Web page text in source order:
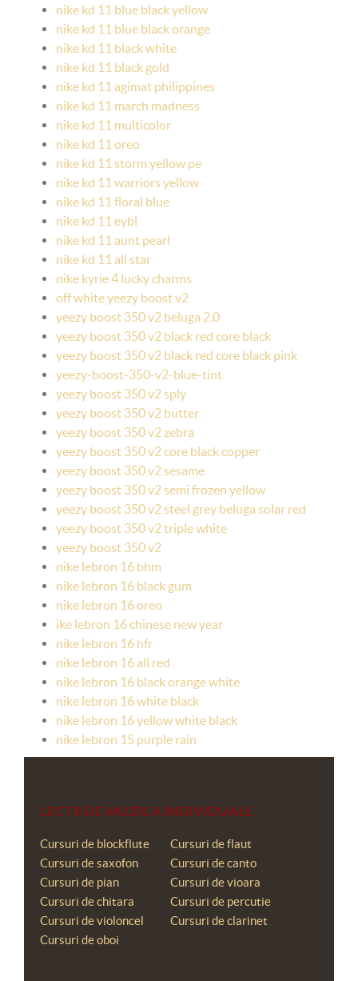
nike kd 11 blue black yellow
nike kd 11 blue black orange
nike kd 11 black white
nike kd 11 black gold
nike kd 11 agimat philippines
nike kd 11 march madness
nike kd 11 multicolor
nike kd 11 oreo
nike kd 11 storm yellow pe
nike kd 11 warriors yellow
nike kd 11 floral blue
nike kd 11 eybl
nike kd 11 aunt pearl
nike kd 11 all star
nike kyrie 4 lucky charms
off white yeezy boost v2
yeezy boost 350 v2 beluga 2.0
yeezy boost 350 v2 black red core black
yeezy boost 350 v2 black red core black pink
yeezy-boost-350-v2-blue-tint
yeezy boost 350 v2 sply
yeezy boost 350 v2 butter
yeezy boost 350 v2 zebra
yeezy boost 350 v2 core black copper
yeezy boost 350 v2 sesame
yeezy boost 350 v2 semi frozen yellow
yeezy boost 350 v2 steel grey beluga solar red
yeezy boost 350 v2 triple white
yeezy boost 350 v2
nike lebron 16 bhm
nike lebron 16 black gum
nike lebron 16 oreo
ike lebron 16 chinese new year
nike lebron 16 hfr
nike lebron 16 all red
nike lebron 16 black orange white
nike lebron 16 white black
nike lebron 16 yellow white black
nike lebron 15 purple rain
LECTII DE MUZICA INDIVIDUALE
Cursuri de blockflute
Cursuri de flaut
Cursuri de saxofon
Cursuri de canto
Cursuri de pian
Cursuri de vioara
Cursuri de chitara
Cursuri de percutie
Cursuri de violoncel
Cursuri de clarinet
Cursuri de oboi